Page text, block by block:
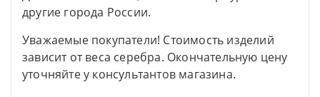
другие города России.
Уважаемые покупатели! Стоимость изделий
зависит от веса серебра. Окончательную цену
уточняйте у консультантов магазина.